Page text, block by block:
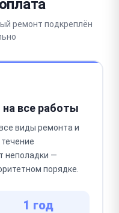
ремонт подкреплён
на все работы
виды ремонта и
неполадки —
порядке.
1 год